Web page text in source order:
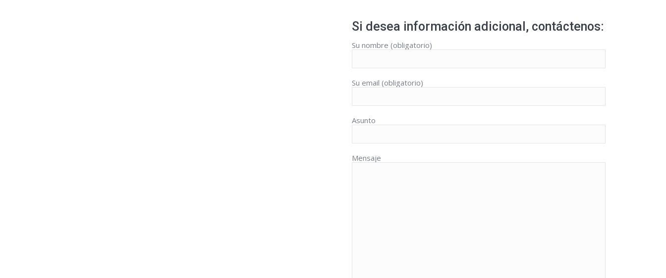
Si desea información adicional, contáctenos:
Su nombre (obligatorio)
Su email (obligatorio)
Asunto
Mensaje